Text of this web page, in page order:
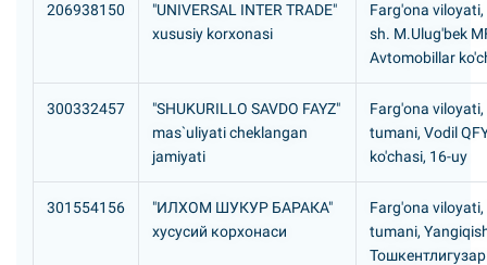
206938150
"UNIVERSAL INTER TRADE"
xususiy korxonasi
Farg'ona
sh. M.Ulug'bek
Avtomobillar
300332457
"SHUKURILLO SAVDO FAYZ"
mas`uliyati cheklangan
jamiyati
Farg'ona
tumani, Vodil
ko'chasi, 16-uy
301554156
"ИЛХОМ ШУКУР БАРАКА"
хусусий корхонаси
Farg'ona viloyati,
tumani,